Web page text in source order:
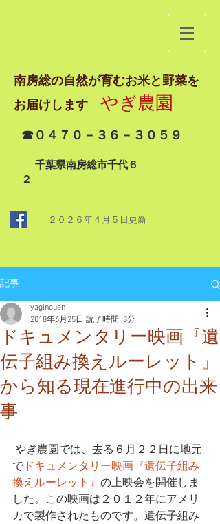
南房総の自然が育むお米と野菜を
お届けします やぎ農園
☎０４７０－３６－３０５９
千葉県南房総市千代６
２
２０２６年４月５日 更新
記事
ドキュメンタリー映画『遺
伝子組み換えルーレット』
から知る現在進行中の出来
事
yaginouen
2018年6月25日 読了時間: 8分
で ドキュメンタリー映画『遺伝子組み
換えルーレット』 の上映会を開催しま
した。この映画は２０１２年にアメリ
カで製作されたものです。遺伝子組み